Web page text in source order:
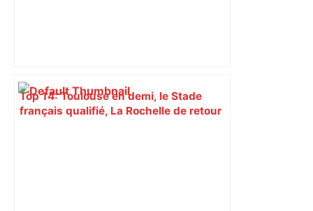
Top 14: Toulouse en demi, le Stade
français qualifié, La Rochelle de retour